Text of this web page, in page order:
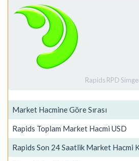
Rapids RPD
Market Hacmine Göre Sırası
Rapids Toplam Market Hacmi USD
Rapids Son 24 Saatlik Market Hacmi